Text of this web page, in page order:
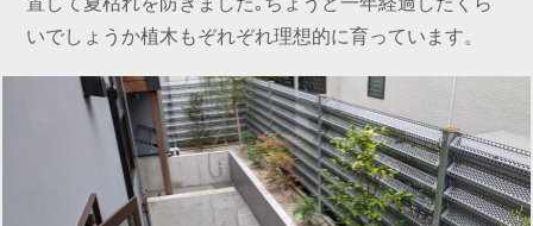
いでしょうか植木もぞれぞれ理想的に育っています。